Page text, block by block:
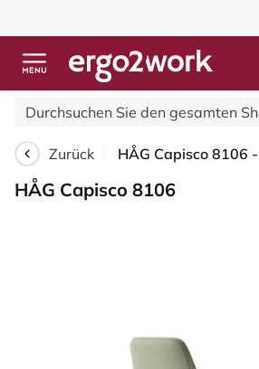
Zurück
HÅG Capisco 8106